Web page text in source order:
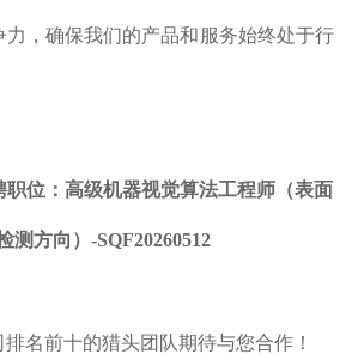
⼒，确保我们的产品和服务始终处于⾏
名前十的猎头团队期待与您合作！